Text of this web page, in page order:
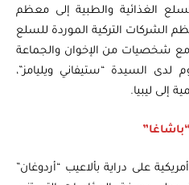
الغذائية والطبية إلى معظم
التركية الموردة للسلع
مع شخصيات من الإخوان والجماعة
لدى السيدة “ستيفاني ويليامز”،
إلى ليبيا.
على دراية بألاعيب “أردوغان”